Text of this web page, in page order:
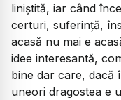
liniștită, iar când
certuri, suferință,
acasă nu mai e
idee interesantă,
bine dar care, dacă
uneori dragostea e